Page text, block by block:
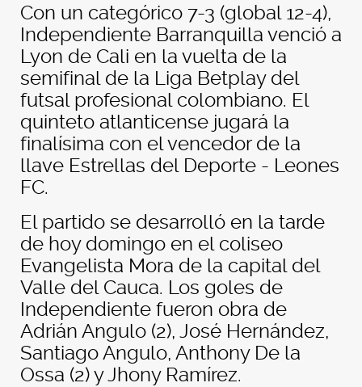
Con un categórico 7-3 (global 12-4),
Independiente Barranquilla venció a
Lyon de Cali en la vuelta de la
semifinal de la Liga Betplay del
futsal profesional colombiano. El
quinteto atlanticense jugará la
finalísima con el vencedor de la
llave Estrellas del Deporte - Leones
FC.
El partido se desarrolló en la tarde
de hoy domingo en el coliseo
Evangelista Mora de la capital del
Valle del Cauca. Los goles de
Independiente fueron obra de
Adrián Angulo (2), José Hernández,
Santiago Angulo, Anthony De la
Ossa (2) y Jhony Ramírez.